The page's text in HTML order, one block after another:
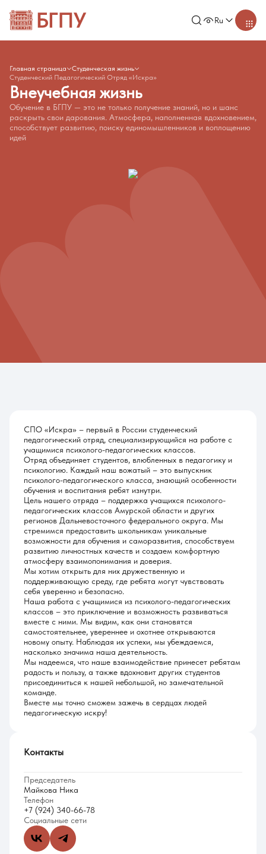
Ru
Главная страница
Студенческая жизнь
Студенческий Педагогический Отряд «Искра»
Внеучебная жизнь
Обучение в БГПУ — это не только получение знаний, но и шанс
раскрыть свои дарования. Атмосфера, наполненная вдохновением,
способствует развитию, поиску единомышленников и воплощению
идей
СПО «Искра» – первый в России студенческий
педагогический отряд, специализирующийся на работе с
учащимися психолого-педагогических классов.
Отряд объединяет студентов, влюбленных в педагогику и
психологию. Каждый наш вожатый – это выпускник
психолого-педагогического класса, знающий особенности
обучения и воспитания ребят изнутри.
Цель нашего отряда – поддержка учащихся психолого-
педагогических классов Амурской области и других
регионов Дальневосточного федерального округа. Мы
стремимся предоставить школьникам уникальные
возможности для обучения и саморазвития, способствуем
развитию личностных качеств и создаем комфортную
атмосферу взаимопонимания и доверия.
Мы хотим открыть для них дружественную и
поддерживающую среду, где ребята могут чувствовать
себя уверенно и безопасно.
Наша работа с учащимися из психолого-педагогических
классов – это приключение и возможность развиваться
вместе с ними. Мы видим, как они становятся
самостоятельнее, увереннее и охотнее открываются
новому опыту. Наблюдая их успехи, мы убеждаемся,
насколько значима наша деятельность.
Мы надеемся, что наше взаимодействие принесет ребятам
радость и пользу, а также вдохновит других студентов
присоединиться к нашей небольшой, но замечательной
команде.
Вместе мы точно сможем зажечь в сердцах людей
педагогическую искру!
Контакты
Председатель
Майкова Ника
Телефон
+7 (924) 340-66-78
Социальные сети